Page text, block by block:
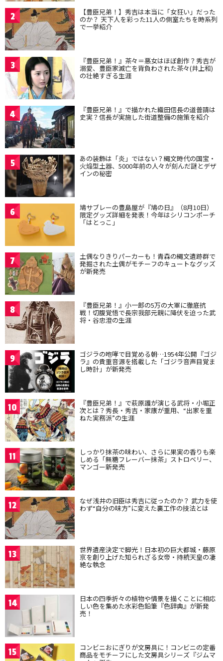
2 【豊臣兄弟！】秀吉は本当に「女狂い」だった
のか？ 天下人を彩った11人の側室たちを時系列
で一挙紹介
3 『豊臣兄弟！』茶々＝悪女はほぼ創作？秀吉が
溺愛、豊臣家滅亡を背負わされた茶々(井上和)
の壮絶すぎる生涯
4 『豊臣兄弟！』で描かれた織田信長の道普請は
史実？信長が実施した街道整備の施策を紹介
5 あの装飾は「炎」ではない？縄文時代の国宝・
火焔型土器、5000年前の人々が刻んだ謎とデザ
インの秘密
6 鳩サブレーの豊島屋が『鳩の日』（8月10日）
限定グッズ詳細を発表！今年はシリコンポーチ
「はとっこ」
7 土偶なりきりパーカーも！青森の縄文遺跡群で
発掘された土偶がモチーフのキュートなグッズ
が新発売
8 『豊臣兄弟！』小一郎の5万の大軍に徹底抗
戦！切腹覚悟で長宗我部元親に降伏を迫った武
将・谷忠澄の生涯
9 ゴジラの咆哮で目覚める朝…1954年公開『ゴジ
ラ』の貴重音源を搭載した「ゴジラ音声目覚ま
し時計」が新発売
10 『豊臣兄弟！』で萩原護が演じる武将・小堀正
次とは？秀長・秀吉・家康が重用、“出家を重
ねた実務派”の生涯
11 しっかり抹茶の味わい、さらに果実の香りも楽
しめる「無糖フレーバー抹茶」ストロベリー、
マンゴー新発売
12 なぜ浅井の旧臣は秀吉に従ったのか？ 武力を使
わず“自分の味方”に変えた裏工作の技法とは
13 世界遺産決定で脚光！日本初の巨大都城・藤原
京を創り上げた知られざる女帝・持統天皇の凄
絶な執念
14 日本の四季折々の植物や情景を描くことに相応
しい色を集めた水彩色鉛筆『色辞典』が新発
売！
15 コンビニおにぎりが文房具に！コンビニの定番
商品をモチーフにした文房具シリーズ『ジムマ